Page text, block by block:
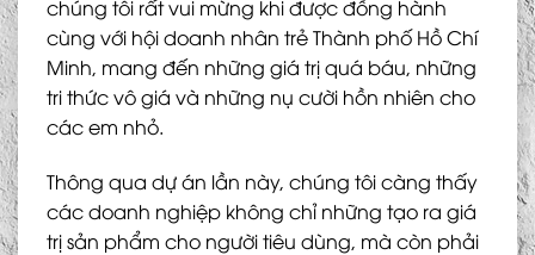
chúng tôi rất vui mừng khi được đồng hành
cùng với hội doanh nhân trẻ Thành phố Hồ Chí
Minh, mang đến những giá trị quá báu, những
tri thức vô giá và những nụ cười hồn nhiên cho
các em nhỏ.
Thông qua dự án lần này, chúng tôi càng thấy
các doanh nghiệp không chỉ những tạo ra giá
trị sản phẩm cho người tiêu dùng, mà còn phải